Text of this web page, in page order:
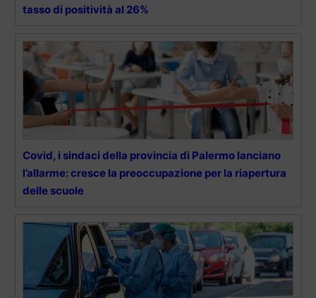
tasso di positività al 26%
Covid, i sindaci della provincia di Palermo lanciano
l’allarme: cresce la preoccupazione per la riapertura
delle scuole